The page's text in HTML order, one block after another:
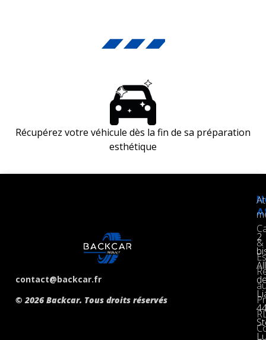
Récupérez votre véhicule dès la fin de sa préparation
esthétique
contact@backcar.fr
© 2026 Backcar. Tous droits réservés
2
&